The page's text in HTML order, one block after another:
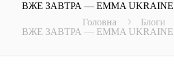
ВЖЕ ЗАВТРА — EMMA
Головна
Блоги
ВЖЕ ЗАВТРА — EMMA